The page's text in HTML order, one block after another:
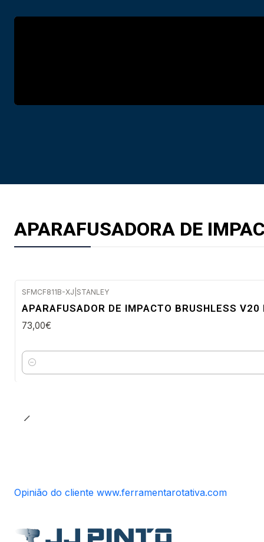
APARAFUSADORA DE
SFMCF811B-XJ STANLEY
APARAFUSADOR DE IMPACTO BRUSHLESS
73,00€
Quantidade
Opinião do cliente www.ferramentarotativa.com